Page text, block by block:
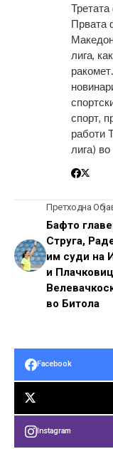
Првата
лига,
спорт,
работи
лига)
Претходна
Бафто
Струга,
им суди на
и
во Битола
Facebook
Instagram